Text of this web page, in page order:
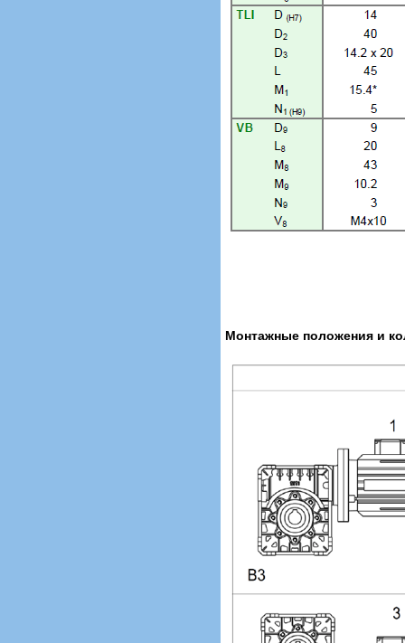
Монтажные положения и